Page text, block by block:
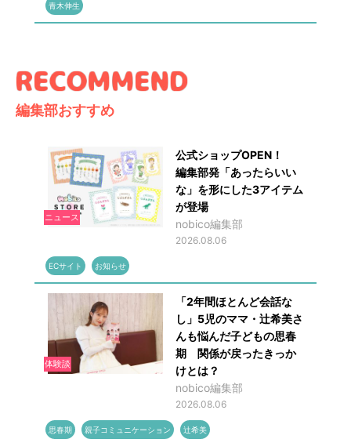
青木伸生
編集部おすすめ
ニュース
公式ショップOPEN！
編集部発「あったらいい
な」を形にした3アイテム
が登場
nobico編集部
2026.08.06
ECサイト お知らせ
体験談
「2年間ほとんど会話な
し」5児のママ・辻希美さ
んも悩んだ子どもの思春
期 関係が戻ったきっか
けとは？
nobico編集部
2026.08.06
思春期 親子コミュニケーション 辻希美